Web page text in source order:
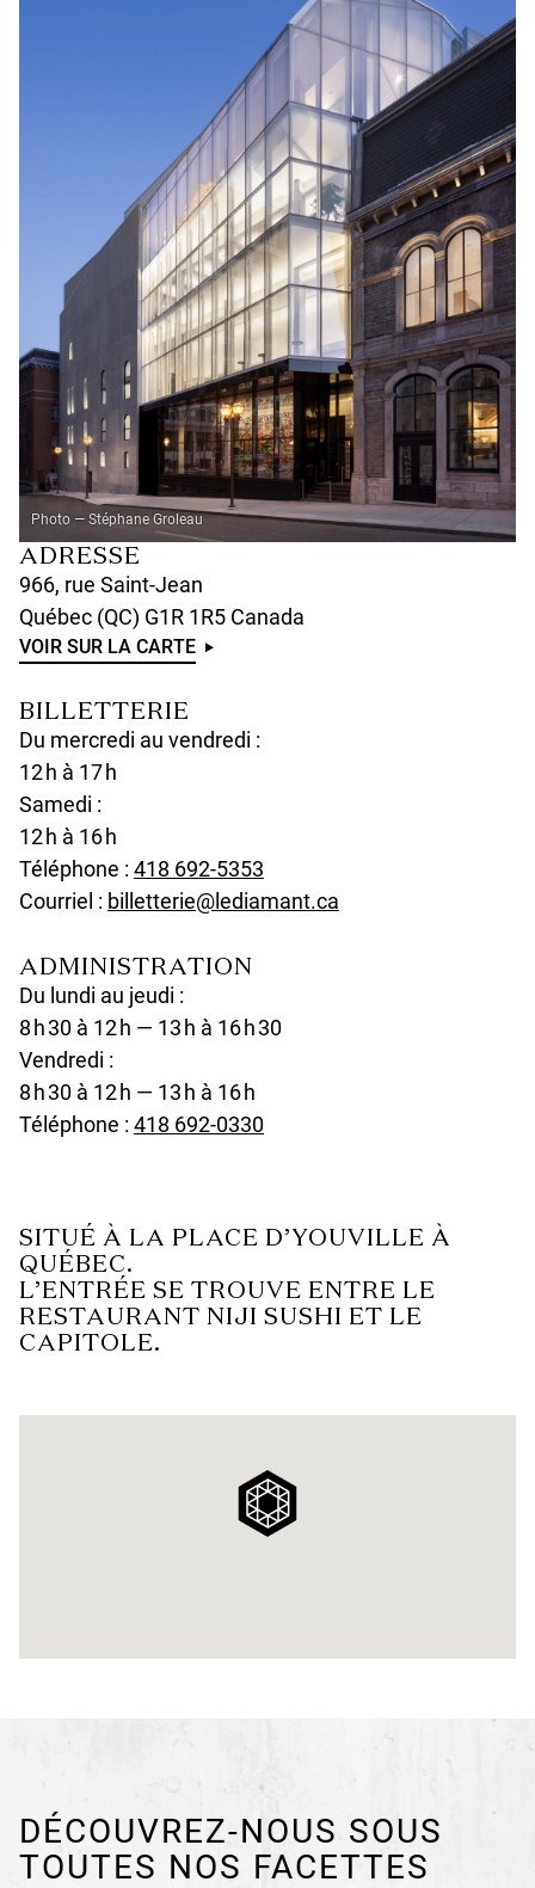
Photo — Stéphane Groleau
ADRESSE
966, rue Saint-Jean
Québec (QC) G1R 1R5 Canada
VOIR SUR LA CARTE
U
D
E
F
N
E
D
BILLETTERIE
Du mercredi au vendredi :
12 h à 17 h
Samedi :
12 h à 16 h
Téléphone : 418 692-5353
n
i
d
Courriel : billetterie@lediamant.ca
ADMINISTRATION
Du lundi au jeudi :
8 h 30 à 12 h — 13 h à 16 h 30
Vendredi :
8 h 30 à 12 h — 13 h à 16 h
Téléphone : 418 692-0330u
f
i
n
SITUÉ À LA PLACE D’YOUVILLE À
QUÉBEC.
L’ENTRÉE SE TROUVE ENTRE LE
RESTAURANT NIJI SUSHI ET LE
CAPITOLE.
DÉCOUVREZ-NOUS SOUS
TOUTES NOS FACETTES